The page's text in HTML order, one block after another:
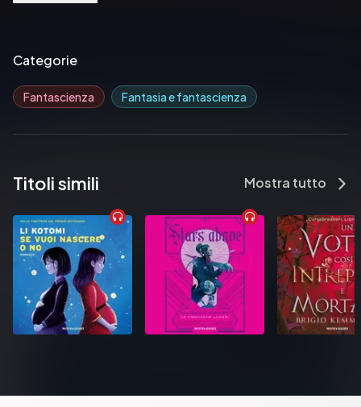
fanno presto sentire. Ben più gravi di quanto i membri della
Categorie
Fantascienza Fantasia e fantascienza
Titoli simili Mostra tutto